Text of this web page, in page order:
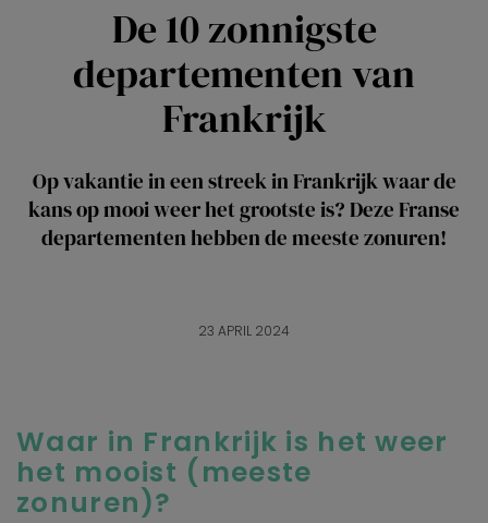
De 10 zonnigste
departementen van
Frankrijk
Op vakantie in een streek in Frankrijk waar de
kans op mooi weer het grootste is? Deze Franse
departementen hebben de meeste zonuren!
23 APRIL 2024
Waar in Frankrijk is het weer
het mooist (meeste
zonuren)?